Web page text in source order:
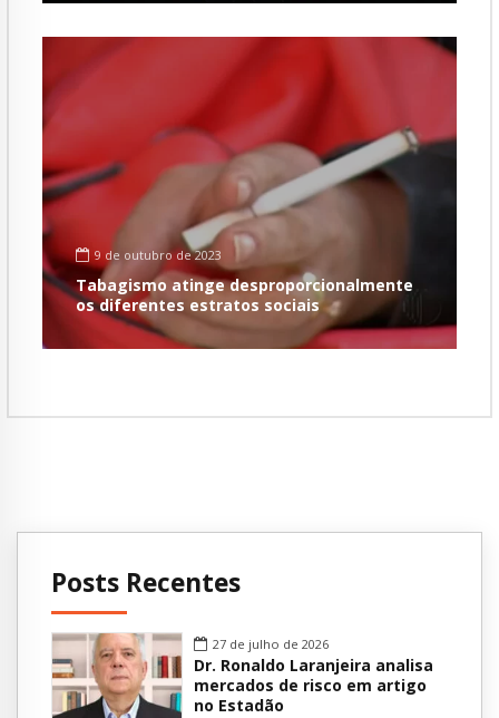
9 de outubro de 2023
Tabagismo atinge desproporcionalmente
os diferentes estratos sociais
Posts Recentes
27 de julho de 2026
Dr. Ronaldo Laranjeira analisa
mercados de risco em artigo
no Estadão